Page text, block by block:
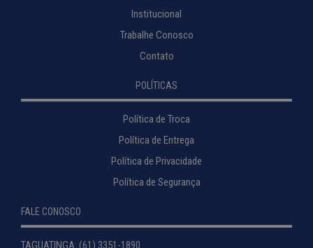
Institucional
Trabalhe Conosco
Contato
POLÍTICAS
Política de Troca
Política de Entrega
Política de Privacidade
Política de Segurança
FALE CONOSCO
TAGUATINGA: (61) 3351-1890